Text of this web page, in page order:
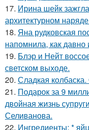
17. Ирина шейк
архитектурном
18. Яна рудковская
напомнила, как давно
19. Блэр и Нейт
светском выходе.
20. Сладкая
21. Подарок за 9
двойная жизнь
Селиванова.
22. Ингредиенты: *